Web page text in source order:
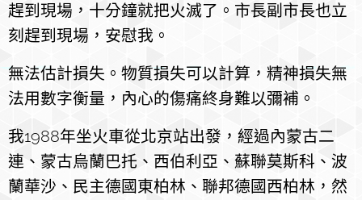
趕到現場，十分鐘就把火滅了。市長副市長也立
刻趕到現場，安慰我。
無法估計損失。物質損失可以計算，精神損失無
法用數字衡量，內心的傷痛終身難以彌補。
我1988年坐火車從北京站出發，經過內蒙古二
連、蒙古烏蘭巴托、西伯利亞、蘇聯莫斯科、波
蘭華沙、民主德國東柏林、聯邦德國西柏林，然